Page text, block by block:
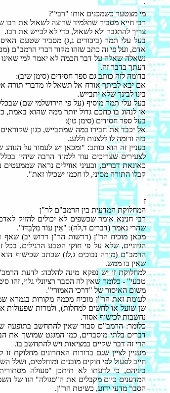
ו
מי מצטער כשמכנים אותו "רבי"?
רבי חייא מסביר שתלמיד שרוצה לשאול את
צריך להתגבר ולא לשאול, כדי לא לבייש את רבו.
בעל עלי תמר (ביכורים ג,ג) מסביר שטעם
אדם, ועל פי זה כתב שזהו מקור דברי הרמב"ם
נשאלה שאלה על דבר חכמה לא יאמר למי
דעתך בדבר זה.
בדומה לזה כותב גם ספר חסידים (סימן שיב):
אם יבא לביתך אורח אל תשאל לו מדברי תורה
בינו לבינך שלא יתבייש.
בעל עלי תמר מוסיף (על פי הירושלמי שם)
או לנהוג בו כחכם גדול יותר ממה שהוא באמת,
בעל ספר חסידים (סימן טו):
אל יכבד את חבירו במה שמתבייש, כגון
בזה ודומה לו ללצנות וללעג.
בעניין זה הוא כותב: "ומכאן יש לעמוד על
לצעירים שצריכים עוד ללמוד הרבה שיהיו
כאונאת דברים, ובעיני אווילים נראה
קבלו התורה מסיני, לו חכמו ישכילו זאת".
ז
המחלוקת המדעית בין הרמב"ם לר"ן
רבי חנינא אומר שכשפים לא יכולים להזיק
שהרי נאמר (דברים ד,לה): "אֵין עוֹד מִלְבַדּוֹ".
מכאן מוכיח הר"ן (דרשות הר"ן דרוש יב)
הגיוניים, שלא על פי חוקי הטבע הרגילים,
הרמב"ם (מורה נבוכים ג,לז) שכתב שכישוף הוא
שאין בו ממש.
למחלוקת זו יש נפקא מינה להלכה: לדעת
טבעי" - כלומר שאין לה הסבר רציונלי גלוי, זהו
משום האיסור של "דרכי האמורי".
לעומת זאת הר"ן מוכיח מכמה מקורות בגמרא
שן שועל או לחשים למחלות), ולמרות שפעולות
נחשבות לכישוף אסור.
כלומר: הרמב"ם סבור שאין להתחשב בתופעה
דברים בלתי מוסברים, כמו המגנט שמושך את
הרי זה דבר שקיים במציאות ויש להתחשב בו.
מעניין לציין שגם בדורות האחרונים מחלוקת זו
חייב לפעול לפי חוקים מובנים ומוחלטים,
ביניהם, כי לדעתו לא תיתכן "פעולה
המדענים כיום מקבלים את ה"סגולה" הזו של
הסבר מדעי ידוע, כשיטת הר"ן.